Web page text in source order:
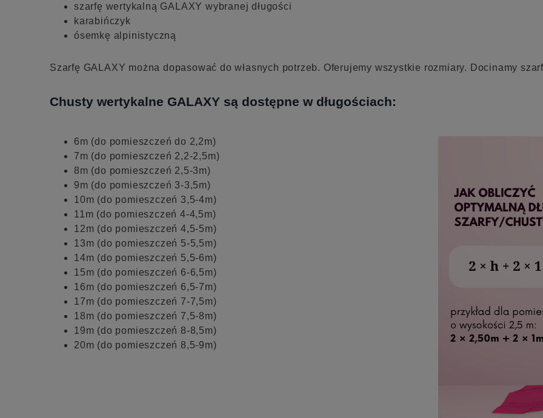
szarfę wertykalną GALAXY wybranej długości
karabińczyk
ósemkę alpinistyczną
Szarfę GALAXY można dopasować do własnych potrzeb. Oferujemy wszystkie rozmiary. Docinamy
Chusty wertykalne GALAXY są dostępne w długościach:
6m (do pomieszczeń do 2,2m)
7m (do pomieszczeń 2,2-2,5m)
8m (do pomieszczeń 2,5-3m)
9m (do pomieszczeń 3-3,5m)
10m (do pomieszczeń 3,5-4m)
11m (do pomieszczeń 4-4,5m)
12m (do pomieszczeń 4,5-5m)
13m (do pomieszczeń 5-5,5m)
14m (do pomieszczeń 5,5-6m)
15m (do pomieszczeń 6-6,5m)
16m (do pomieszczeń 6,5-7m)
17m (do pomieszczeń 7-7,5m)
18m (do pomieszczeń 7,5-8m)
19m (do pomieszczeń 8-8,5m)
20m (do pomieszczeń 8,5-9m)